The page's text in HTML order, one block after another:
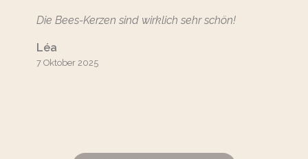
Die Bees-Kerzen sind wirklich sehr schön!
Léa
7 Oktober 2025